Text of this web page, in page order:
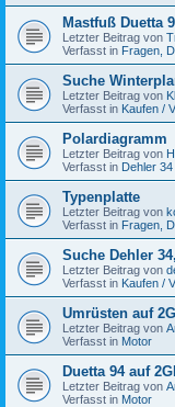
Mastfuß Duetta
Letzter Beitrag von
Verfasst in Fragen,
Suche
Letzter Beitrag von
Verfasst in Kaufen /
Polardiagramm
Letzter Beitrag von
Verfasst in Dehler
Typenplatte
Letzter Beitrag von
Verfasst in Fragen,
Suche Dehler
Letzter Beitrag von
Verfasst in Kaufen /
Umrüsten auf
Letzter Beitrag von
Verfasst in Motor
Duetta 94 auf
Letzter Beitrag von
Verfasst in Motor